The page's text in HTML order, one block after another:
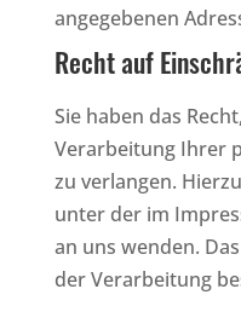
angegebenen
Recht auf
Sie haben das
Verarbeitung Ihrer
zu verlangen.
unter der im
an uns wenden.
der Verarbeitung